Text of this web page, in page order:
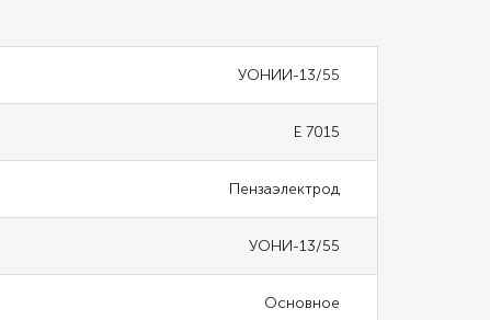
УОНИИ-13/55
E 7015
Пензаэлектрод
УОНИ-13/55
Основное